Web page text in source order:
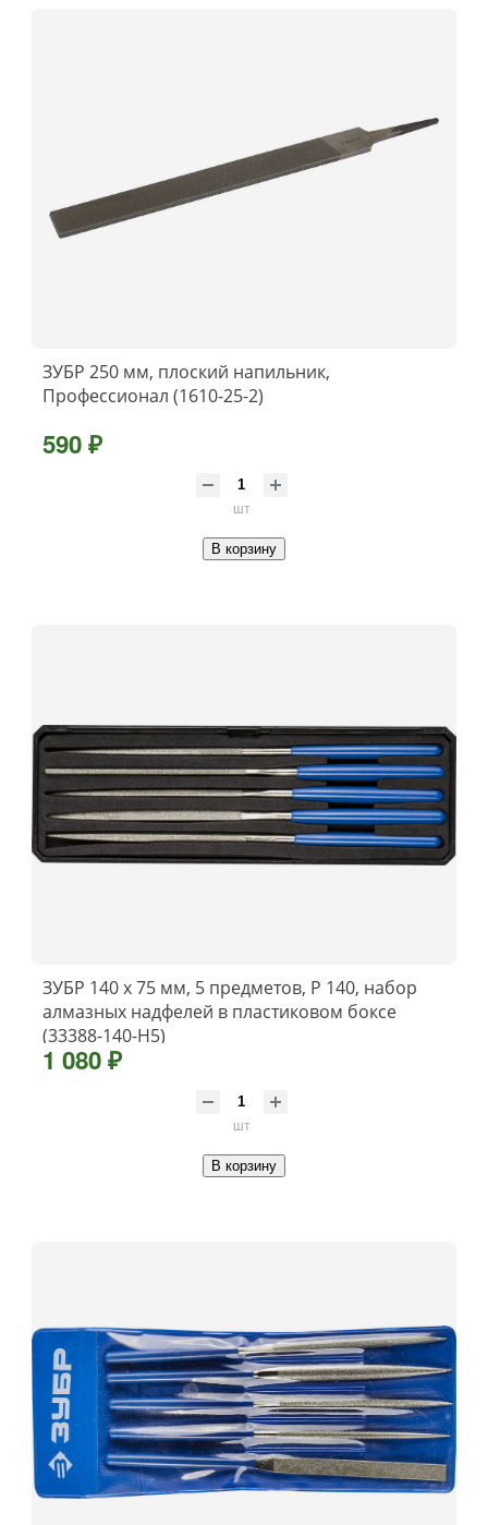
ЗУБР 250 мм, плоский напильник,
Профессионал (1610-25-2)
590 ₽
шт
В корзину
ЗУБР 140 х 75 мм, 5 предметов, P 140, набор
алмазных надфелей в пластиковом боксе
(33388-140-H5)
1 080 ₽
шт
В корзину